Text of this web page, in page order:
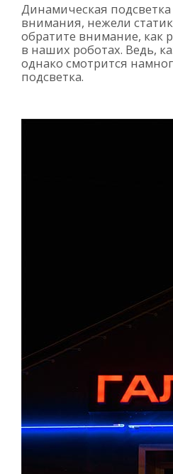
Динамическая
внимания, нежели
обратите внимание, как
в наших роботах. Ведь,
однако смотрится
подсветка.